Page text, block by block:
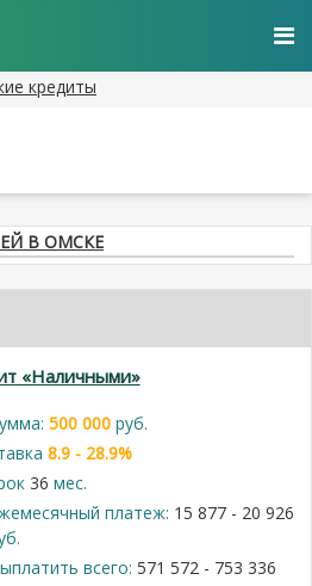
кредиты
В ОМСКЕ
«Наличными»
500 000руб.
8.9 - 28.9%
36 мес.
платеж: 15 877 - 20 926
всего: 571 572 - 753 336